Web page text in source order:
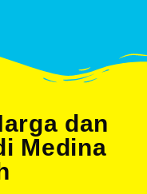
dan
Medina